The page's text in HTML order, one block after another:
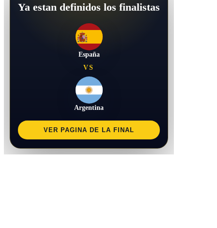
Ya estan definidos los finalistas
España
VS
Argentina
VER PAGINA DE LA FINAL